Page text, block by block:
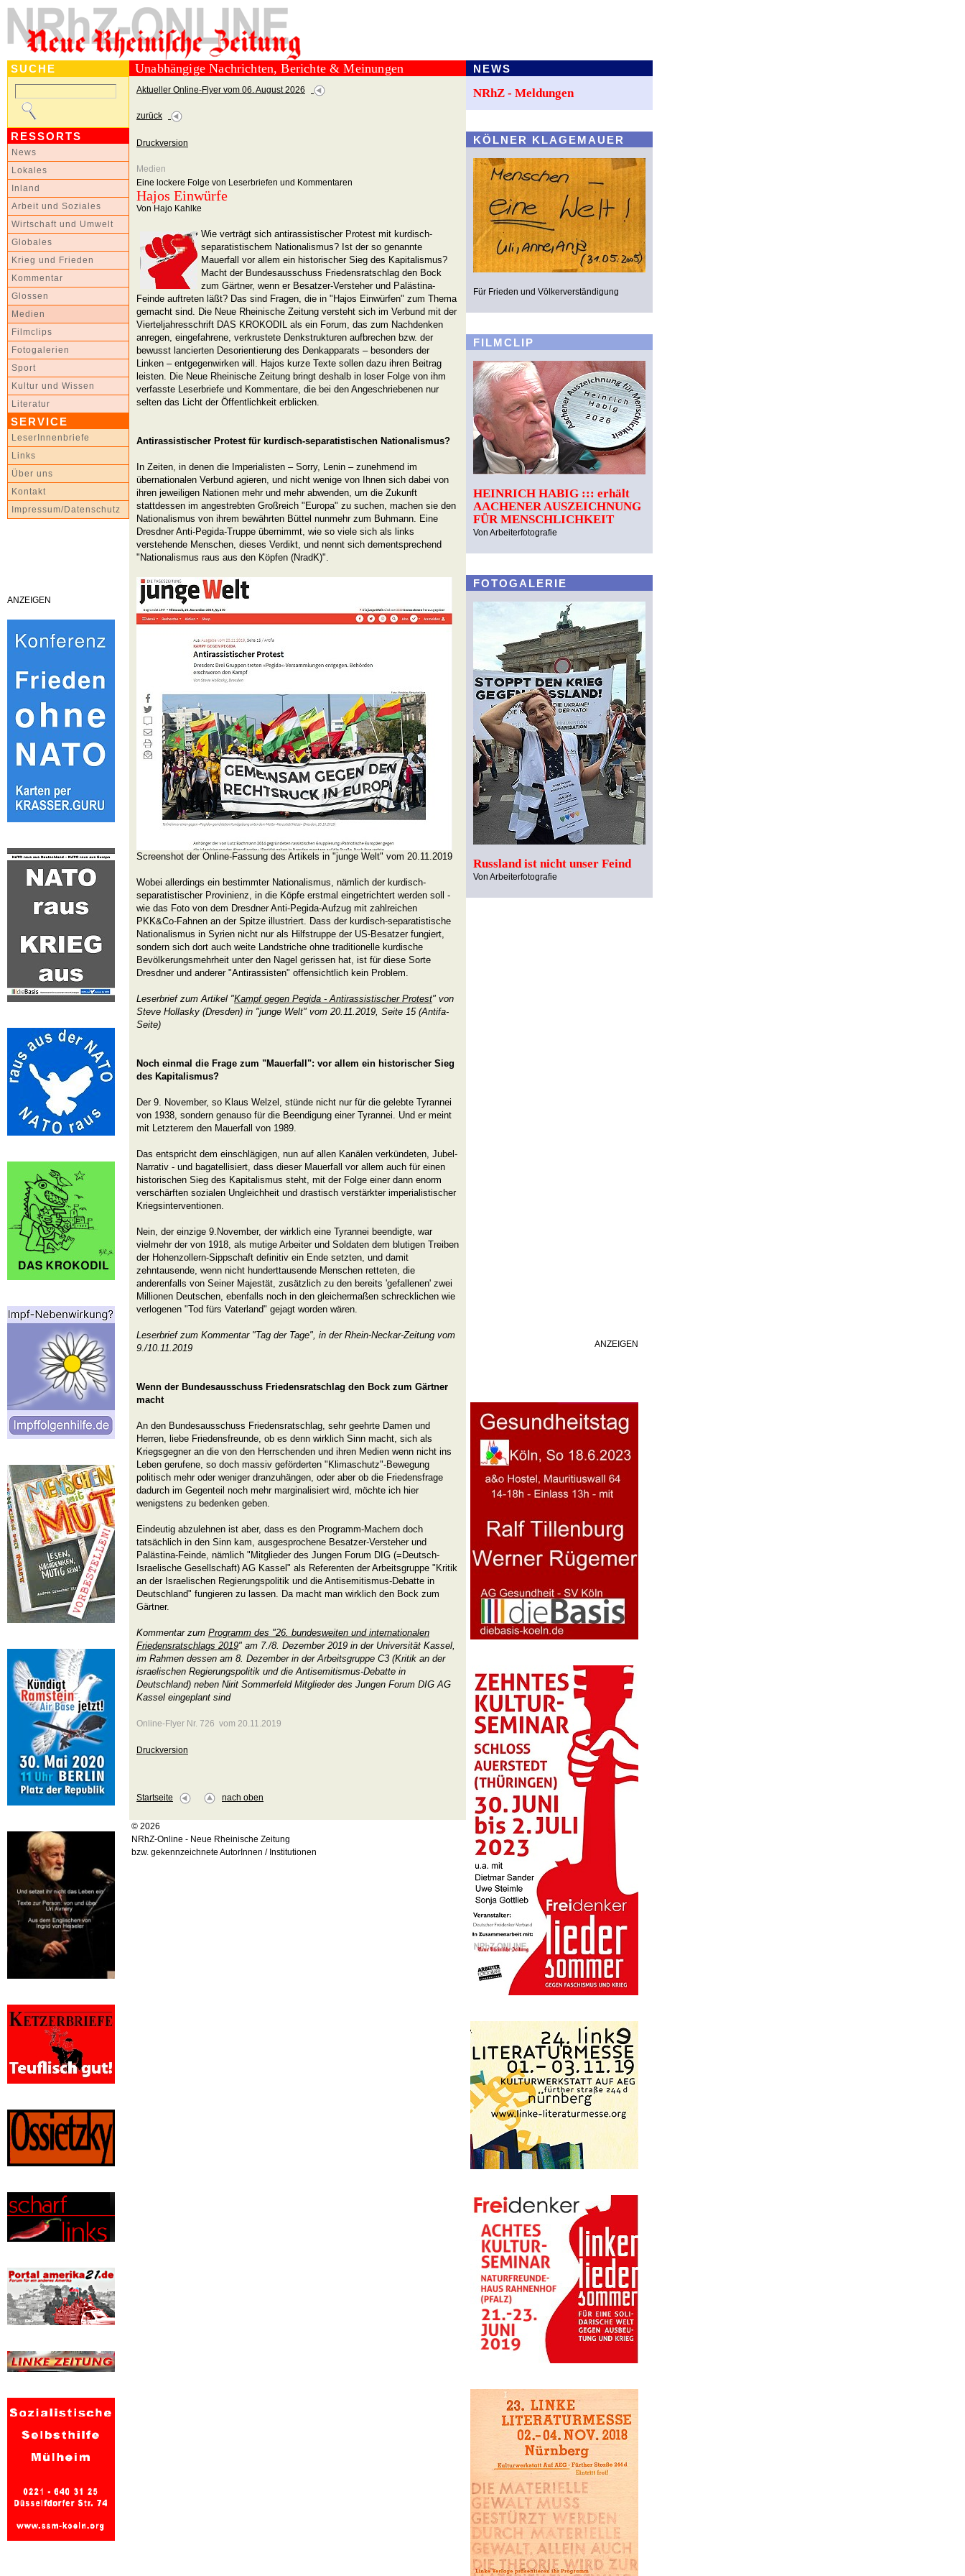
SUCHE
RESSORTS
News
Lokales
Inland
Arbeit und Soziales
Wirtschaft und Umwelt
Globales
Krieg und Frieden
Kommentar
Glossen
Medien
Filmclips
Fotogalerien
Sport
Kultur und Wissen
Literatur
SERVICE
LeserInnenbriefe
Links
Über uns
Kontakt
Impressum/Datenschutz
ANZEIGEN
Unabhängige Nachrichten, Berichte & Meinungen
Aktueller Online-Flyer vom 06. August 2026
zurück
Druckversion
Medien
Eine lockere Folge von Leserbriefen und Kommentaren
Hajos Einwürfe
Von Hajo Kahlke
Wie verträgt sich antirassistischer Protest mit kurdisch-
separatistischem Nationalismus? Ist der so genannte
Mauerfall vor allem ein historischer Sieg des Kapitalismus?
Macht der Bundesausschuss Friedensratschlag den Bock
zum Gärtner, wenn er Besatzer-Versteher und Palästina-
Feinde auftreten läßt? Das sind Fragen, die in "Hajos Einwürfen" zum Thema
gemacht sind. Die Neue Rheinische Zeitung versteht sich im Verbund mit der
Vierteljahresschrift DAS KROKODIL als ein Forum, das zum Nachdenken
anregen, eingefahrene, verkrustete Denkstrukturen aufbrechen bzw. der
bewusst lancierten Desorientierung des Denkapparats – besonders der
Linken – entgegenwirken will. Hajos kurze Texte sollen dazu ihren Beitrag
leisten. Die Neue Rheinische Zeitung bringt deshalb in loser Folge von ihm
verfasste Leserbriefe und Kommentare, die bei den Angeschriebenen nur
selten das Licht der Öffentlichkeit erblicken.
Antirassistischer Protest für kurdisch-separatistischen Nationalismus?
In Zeiten, in denen die Imperialisten – Sorry, Lenin – zunehmend im
übernationalen Verbund agieren, und nicht wenige von Ihnen sich dabei von
ihren jeweiligen Nationen mehr und mehr abwenden, um die Zukunft
stattdessen im angestrebten Großreich "Europa" zu suchen, machen sie den
Nationalismus von ihrem bewährten Büttel nunmehr zum Buhmann. Eine
Dresdner Anti-Pegida-Truppe übernimmt, wie so viele sich als links
verstehende Menschen, dieses Verdikt, und nennt sich dementsprechend
"Nationalismus raus aus den Köpfen (NradK)".
Screenshot der Online-Fassung des Artikels in "junge Welt" vom 20.11.2019
Wobei allerdings ein bestimmter Nationalismus, nämlich der kurdisch-
separatistischer Provinienz, in die Köpfe erstmal eingetrichtert werden soll -
wie das Foto von dem Dresdner Anti-Pegida-Aufzug mit zahlreichen
PKK&Co-Fahnen an der Spitze illustriert. Dass der kurdisch-separatistische
Nationalismus in Syrien nicht nur als Hilfstruppe der US-Besatzer fungiert,
sondern sich dort auch weite Landstriche ohne traditionelle kurdische
Bevölkerungsmehrheit unter den Nagel gerissen hat, ist für diese Sorte
Dresdner und anderer "Antirassisten" offensichtlich kein Problem.
Leserbrief zum Artikel "Kampf gegen Pegida - Antirassistischer Protest" von
Steve Hollasky (Dresden) in "junge Welt" vom 20.11.2019, Seite 15 (Antifa-
Seite)
Noch einmal die Frage zum "Mauerfall": vor allem ein historischer Sieg
des Kapitalismus?
Der 9. November, so Klaus Welzel, stünde nicht nur für die gelebte Tyrannei
von 1938, sondern genauso für die Beendigung einer Tyrannei. Und er meint
mit Letzterem den Mauerfall von 1989.
Das entspricht dem einschlägigen, nun auf allen Kanälen verkündeten, Jubel-
Narrativ - und bagatellisiert, dass dieser Mauerfall vor allem auch für einen
historischen Sieg des Kapitalismus steht, mit der Folge einer dann enorm
verschärften sozialen Ungleichheit und drastisch verstärkter imperialistischer
Kriegsinterventionen.
Nein, der einzige 9.November, der wirklich eine Tyrannei beendigte, war
vielmehr der von 1918, als mutige Arbeiter und Soldaten dem blutigen Treiben
der Hohenzollern-Sippschaft definitiv ein Ende setzten, und damit
zehntausende, wenn nicht hunderttausende Menschen retteten, die
anderenfalls von Seiner Majestät, zusätzlich zu den bereits 'gefallenen' zwei
Millionen Deutschen, ebenfalls noch in den gleichermaßen schrecklichen wie
verlogenen "Tod fürs Vaterland" gejagt worden wären.
Leserbrief zum Kommentar "Tag der Tage", in der Rhein-Neckar-Zeitung vom
9./10.11.2019
Wenn der Bundesausschuss Friedensratschlag den Bock zum Gärtner
macht
An den Bundesausschuss Friedensratschlag, sehr geehrte Damen und
Herren, liebe Friedensfreunde, ob es denn wirklich Sinn macht, sich als
Kriegsgegner an die von den Herrschenden und ihren Medien wenn nicht ins
Leben gerufene, so doch massiv geförderten "Klimaschutz"-Bewegung
politisch mehr oder weniger dranzuhängen, oder aber ob die Friedensfrage
dadurch im Gegenteil noch mehr marginalisiert wird, möchte ich hier
wenigstens zu bedenken geben.
Eindeutig abzulehnen ist aber, dass es den Programm-Machern doch
tatsächlich in den Sinn kam, ausgesprochene Besatzer-Versteher und
Palästina-Feinde, nämlich "Mitglieder des Jungen Forum DIG (=Deutsch-
Israelische Gesellschaft) AG Kassel" als Referenten der Arbeitsgruppe "Kritik
an der Israelischen Regierungspolitik und die Antisemitismus-Debatte in
Deutschland" fungieren zu lassen. Da macht man wirklich den Bock zum
Gärtner.
Kommentar zum Programm des "26. bundesweiten und internationalen
Friedensratschlags 2019" am 7./8. Dezember 2019 in der Universität Kassel,
im Rahmen dessen am 8. Dezember in der Arbeitsgruppe C3 (Kritik an der
israelischen Regierungspolitik und die Antisemitismus-Debatte in
Deutschland) neben Nirit Sommerfeld Mitglieder des Jungen Forum DIG AG
Kassel eingeplant sind
Online-Flyer Nr. 726 vom 20.11.2019
Druckversion
Startseite nach oben
© 2026
NRhZ-Online - Neue Rheinische Zeitung
bzw. gekennzeichnete AutorInnen / Institutionen
NEWS
NRhZ - Meldungen
KÖLNER KLAGEMAUER
Für Frieden und Völkerverständigung
FILMCLIP
HEINRICH HABIG ::: erhält
AACHENER AUSZEICHNUNG
FÜR MENSCHLICHKEIT
Von Arbeiterfotografie
FOTOGALERIE
Russland ist nicht unser Feind
Von Arbeiterfotografie
ANZEIGEN